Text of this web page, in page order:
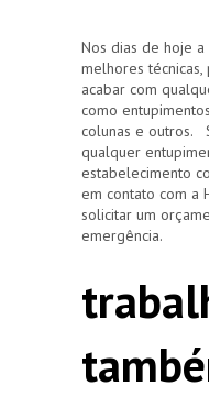
Nos dias de hoje
melhores
acabar com
como
colunas e outros.
qualquer
estabelecimento
em contato com a
solicitar um
emergência.